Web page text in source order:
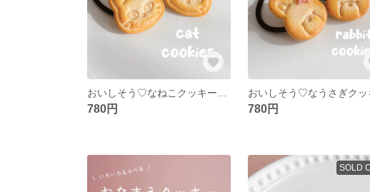
780円 780円
SOLD